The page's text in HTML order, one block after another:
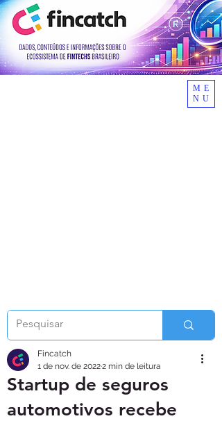
ME
NU
Startup de seguros
automotivos recebe
Fincatch
1 de nov. de 20222 min de leitura